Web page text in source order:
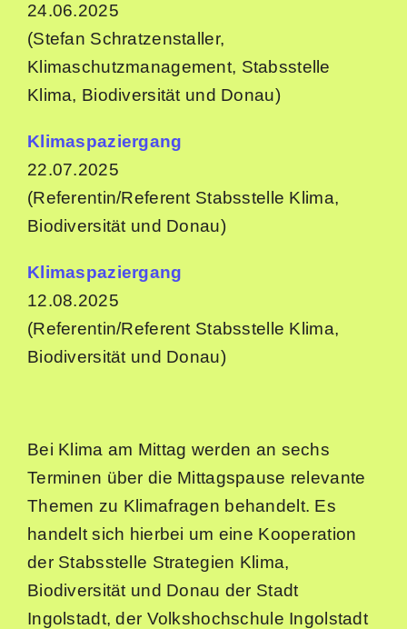
24.06.2025
(Stefan Schratzenstaller,
Klimaschutzmanagement, Stabsstelle
Klima, Biodiversität und Donau)
Klimaspaziergang
22.07.2025
(Referentin/Referent Stabsstelle Klima,
Biodiversität und Donau)
Klimaspaziergang
12.08.2025
(Referentin/Referent Stabsstelle Klima,
Biodiversität und Donau)
Bei Klima am Mittag werden an sechs
Terminen über die Mittagspause relevante
Themen zu Klimafragen behandelt. Es
handelt sich hierbei um eine Kooperation
der Stabsstelle Strategien Klima,
Biodiversität und Donau der Stadt
Ingolstadt, der Volkshochschule Ingolstadt